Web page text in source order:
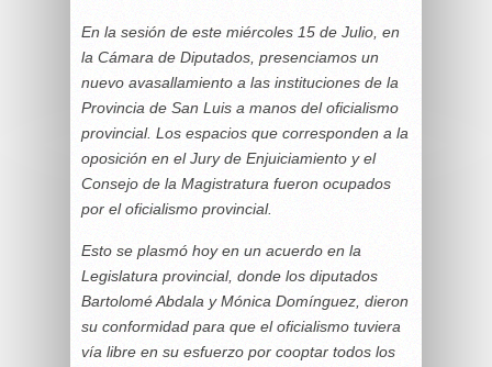
En la sesión de este miércoles 15 de Julio, en
la Cámara de Diputados, presenciamos un
nuevo avasallamiento a las instituciones de la
Provincia de San Luis a manos del oficialismo
provincial. Los espacios que corresponden a la
oposición en el Jury de Enjuiciamiento y el
Consejo de la Magistratura fueron ocupados
por el oficialismo provincial.
Esto se plasmó hoy en un acuerdo en la
Legislatura provincial, donde los diputados
Bartolomé Abdala y Mónica Domínguez, dieron
su conformidad para que el oficialismo tuviera
vía libre en su esfuerzo por cooptar todos los